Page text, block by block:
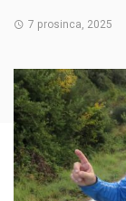
7 prosinca, 2025